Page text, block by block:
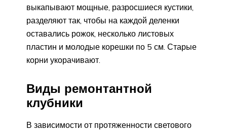
выкапывают мощные, разросшиеся кустики,
разделяют так, чтобы на каждой деленки
оставались рожок, несколько листовых
пластин и молодые корешки по 5 см. Старые
корни укорачивают.
Виды ремонтантной
клубники
В зависимости от протяженности светового